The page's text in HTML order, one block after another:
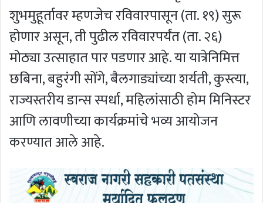
शुभमुहूर्तावर म्हणजेच रविवारपासून (ता. १९) सुरू
होणार असून, ती पुढील रविवारपर्यंत (ता. २६)
मोठ्या उत्साहात पार पडणार आहे. या यात्रेनिमित्त
छबिना, बहुरंगी सोंगे, बैलगाड्यांच्या शर्यती, कुस्त्या,
राज्यस्तरीय डान्स स्पर्धा, महिलांसाठी होम मिनिस्टर
आणि लावणीच्या कार्यक्रमांचे भव्य आयोजन
करण्यात आले आहे.